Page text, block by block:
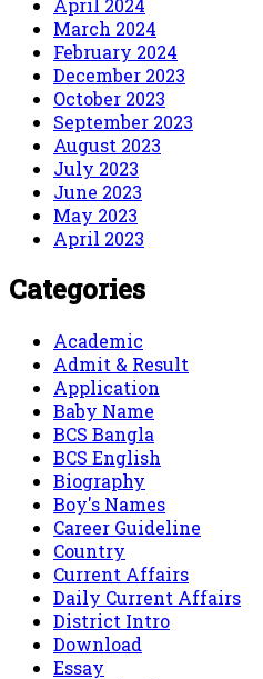
March 2024
February 2024
December 2023
October 2023
September 2023
August 2023
July 2023
June 2023
May 2023
April 2023
Categories
Academic
Admit & Result
Application
Baby Name
BCS Bangla
BCS English
Biography
Boy's Names
Career Guideline
Country
Current Affairs
Daily Current Affairs
District Intro
Download
Essay